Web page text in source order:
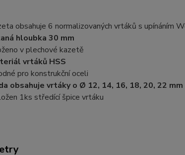
obsahuje 6 normalizovaných vrtáků s upínáním
hloubka 30 mm
v plechové kazetě
vrtáků HSS
pro konstrukční oceli
obsahuje vrtáky o Ø 12, 14, 16, 18, 20, 22 mm
1ks středící špice vrtáku